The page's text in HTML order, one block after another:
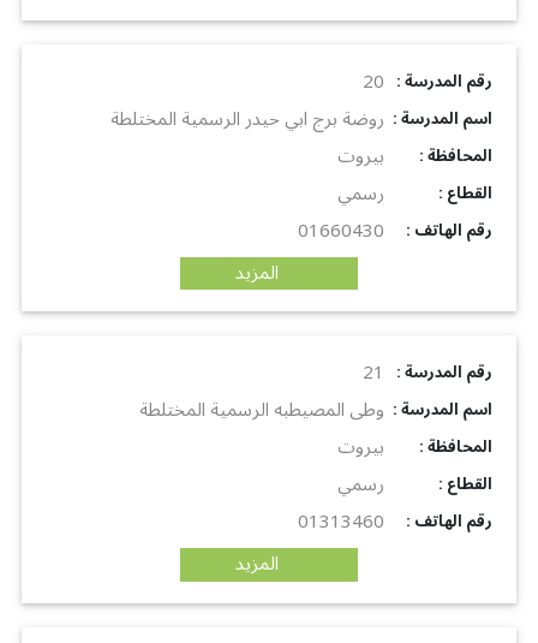
: رقم المدرسة 20
: اسم المدرسة روضة برج ابي حيدر الرسمية المختلطة
: المحافظة بيروت
: القطاع رسمي
: رقم الهاتف
01660430
المزيد
: رقم المدرسة 21
: اسم المدرسة وطى المصيطبه الرسمية المختلطة
: المحافظة بيروت
: القطاع رسمي
: رقم الهاتف
01313460
المزيد